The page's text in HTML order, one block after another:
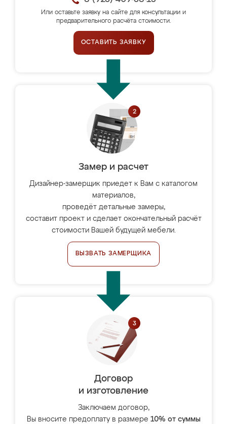
Или оставьте заявку на сайте для консультации и
предварительного расчёта стоимости.
ОСТАВИТЬ ЗАЯВКУ
Замер и расчет
Дизайнер-замерщик приедет к Вам с каталогом
материалов,
проведёт детальные замеры,
составит проект и сделает окончательный расчёт
стоимости Вашей будущей мебели.
ВЫЗВАТЬ ЗАМЕРЩИКА
Договор
и изготовление
Заключаем договор,
Вы вносите предоплату в размере 10% от суммы